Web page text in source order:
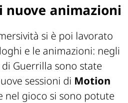
nuove animazioni
si è poi lavorato
e le animazioni: negli
Guerrilla sono state
sessioni di Motion
nel gioco si sono potute